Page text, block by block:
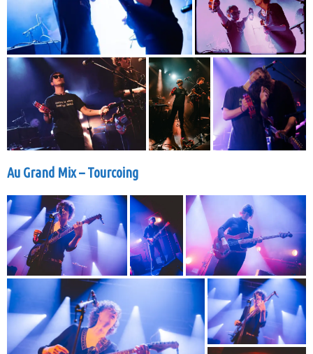
Au Grand Mix – Tourcoing